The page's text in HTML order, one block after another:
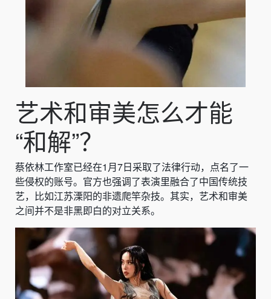
艺术和审美怎么才能
“和解”？
蔡依林工作室已经在1月7日采取了法律行动，点名了一
些侵权的账号。官方也强调了表演里融合了中国传统技
艺，比如江苏溧阳的非遗爬竿杂技。其实，艺术和审美
之间并不是非黑即白的对立关系。